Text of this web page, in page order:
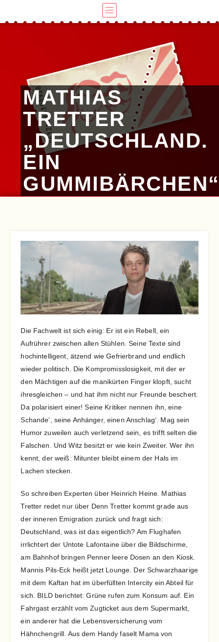
MATHIAS
TRETTER
„DEUTSCHLAND.
EIN
GUMMIBÄRCHEN“
Die Fachwelt ist sich einig: Er ist ein Rebell, ein
Aufrührer zwischen allen Stühlen. Seine Texte sind
hochintelligent, ätzend wie Gefrierbrand und endlich
wieder politisch. Die Kompromisslosigkeit, mit der er
den Mächtigen auf die manikürten Finger klopft, sucht
ihresgleichen – und hat ihm nicht nur Freunde beschert.
Da polarisiert einer! Seine Kritiker nennen ihn, eine
Schande‘, seine Anhänger, einen Anschlag‘. Mag sein
Humor zuweilen auch verletzend sein, es trifft selten die
Falschen. Und Witz besitzt er wie kein Zweiter. Wer ihn
kennt, der weiß: Mitunter bleibt einem der Hals im
Lachen stecken.
So schreiben Experten über Heinrich Heine. Mathias
Tretter redet nur über Denn Tretter kommt grade aus
der inneren Emigration zurück und fragt sich:
Deutschland, was ist das eigentlich? Am Flughafen
irrlichtert der Untote Lafontaine über die Bildschirme,
am Bahnhof bringen Penner leere Dosen an den Kiosk.
Mannis Pils-Eck heißt jetzt Lounge. Der Schwarzhaarige
mit dem Kaftan hat im überfüllten Intercity ein Abteil für
sich. BILD berichtet: Grüne rufen zum Konsum auf. Ein
Fahrgast erzählt vom Zugticket aus dem Supermarkt,
ein anderer hat die Lebensversicherung vom
Hähnchengrill. Aus dem Handy faselt Mama von